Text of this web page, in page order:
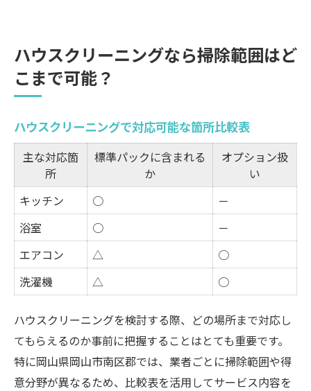
ハウスクリーニングなら掃除範囲はど
こまで可能？
ハウスクリーニングで対応可能な箇所比較表
主な対応箇
所
標準パックに含まれる
か
オプション扱
い
キッチン
○
－
浴室
○
－
エアコン
△
○
洗濯機
△ ○
ハウスクリーニングを検討する際、どの場所まで対応し
てもらえるのか事前に把握することはとても重要です。
特に岡山県岡山市南区郡では、業者ごとに掃除範囲や得
意分野が異なるため、比較表を活用してサービス内容を